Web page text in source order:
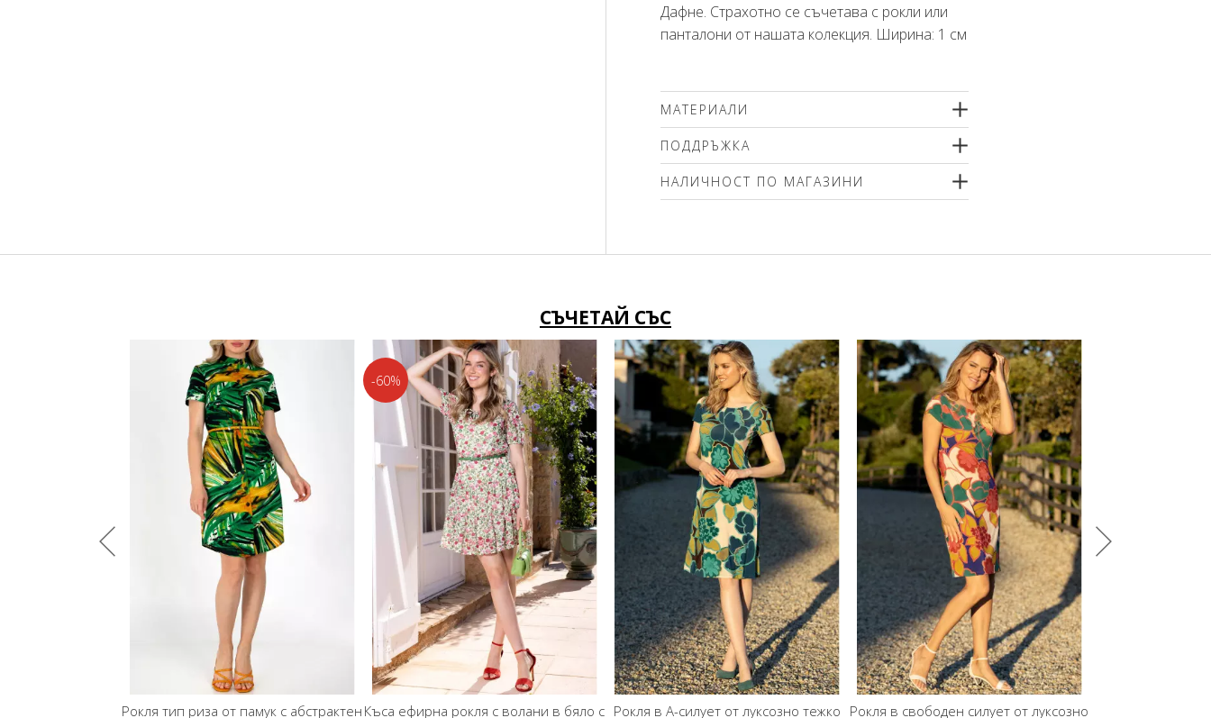
Дафне. Страхотно се съчетава с рокли или
панталони от нашата колекция. Ширина: 1 см
МАТЕРИАЛИ
ПОДДРЪЖКА
НАЛИЧНОСТ ПО МАГАЗИНИ
СЪЧЕТАЙ СЪС
Рокля тип риза от памук с абстрактен Къса ефирна рокля с волани в бяло с
-60%
Рокля в А-силует от луксозно тежко Рокля в свободен силует от луксозно